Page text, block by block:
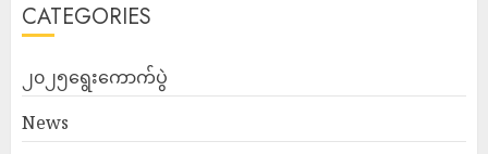
CATEGORIES
၂၀၂၅ရွေးကောက်ပွဲ
News